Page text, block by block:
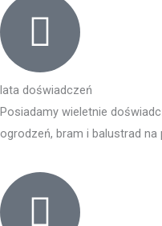
lata doświadczeń
Posiadamy wieletnie
ogrodzeń, bram i balustrad na